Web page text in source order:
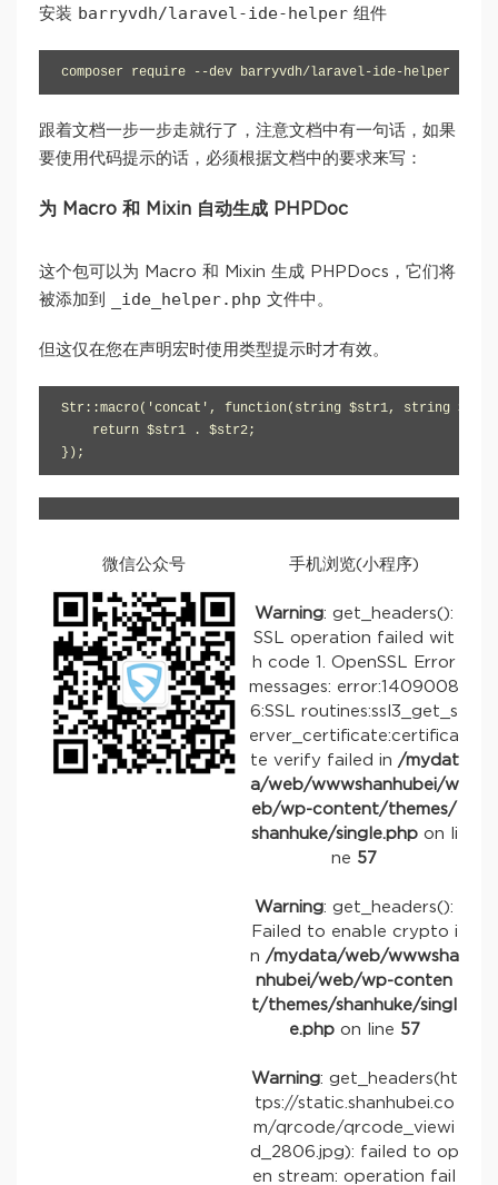
安装 barryvdh/laravel-ide-helper 组件
composer require --dev barryvdh/laravel-ide-helper
跟着文档一步一步走就行了，注意文档中有一句话，如果
要使用代码提示的话，必须根据文档中的要求来写：
为 Macro 和 Mixin 自动生成 PHPDoc
这个包可以为 Macro 和 Mixin 生成 PHPDocs，它们将
被添加到
_ide_helper.php 文件中。
但这仅在您在声明宏时使用类型提示时才有效。
Str::macro('concat', function(string $str1, string
    return $str1 . $str2;
});
微信公众号 手机浏览(小程序)
Warning: get_headers():
SSL operation failed wit
h code 1. OpenSSL Error
messages: error:1409008
6:SSL routines:ssl3_get_s
erver_certificate:certifica
te verify failed in /mydat
a/web/wwwshanhubei/w
eb/wp-content/themes/
shanhuke/single.phpon li
ne 57
Warning: get_headers():
Failed to enable crypto i
n /mydata/web/wwwsha
nhubei/web/wp-conten
t/themes/shanhuke/singl
e.phpon line 57
Warning: get_headers(ht
tps://static.shanhubei.co
m/qrcode/qrcode_viewi
d_2806.jpg): failed to op
en stream: operation fail